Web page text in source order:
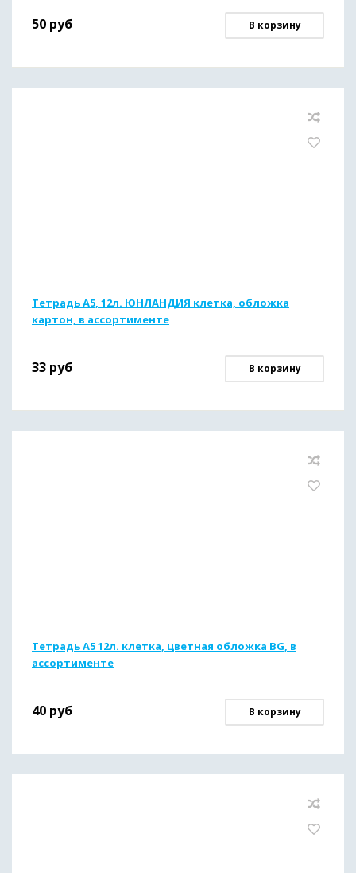
50 руб В корзину
Тетрадь А5, 12л. ЮНЛАНДИЯ клетка, обложка
картон, в ассортименте
33 руб В корзину
Тетрадь А5 12л. клетка, цветная обложка BG, в
ассортименте
40 руб В корзину